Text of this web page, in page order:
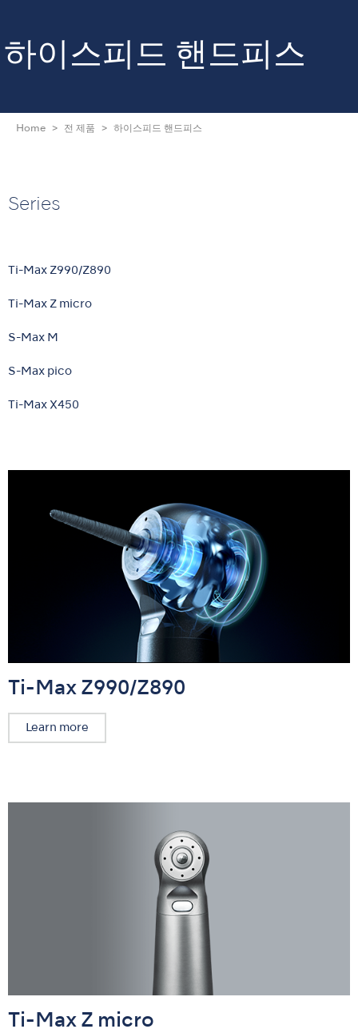
하이스피드 핸드피스
Home 전 제품 하이스피드 핸드피스
Series
Ti-Max Z990/Z890
Ti-Max Z micro
S-Max M
S-Max pico
Ti-Max X450
Ti-Max Z990/Z890
Learn more
Ti-Max Z micro